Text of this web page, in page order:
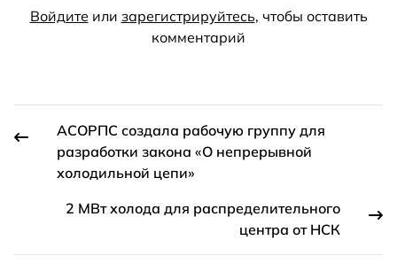
Войдите или зарегистрируйтесь, чтобы оставить
комментарий
АСОРПС создала рабочую группу для
разработки закона «О непрерывной
холодильной цепи»
2 МВт холода для распределительного
центра от НСК